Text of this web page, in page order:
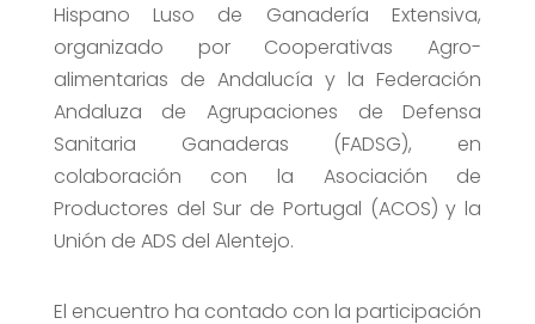
Hispano Luso de Ganadería Extensiva,
organizado por Cooperativas Agro-
alimentarias de Andalucía y la Federación
Andaluza de Agrupaciones de Defensa
Sanitaria Ganaderas (FADSG), en
colaboración con la Asociación de
Productores del Sur de Portugal (ACOS) y la
Unión de ADS del Alentejo.
El encuentro ha contado con la participación